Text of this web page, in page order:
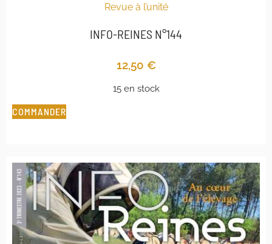
Revue à l’unité
INFO-REINES N°144
12,50 €
15 en stock
COMMANDER